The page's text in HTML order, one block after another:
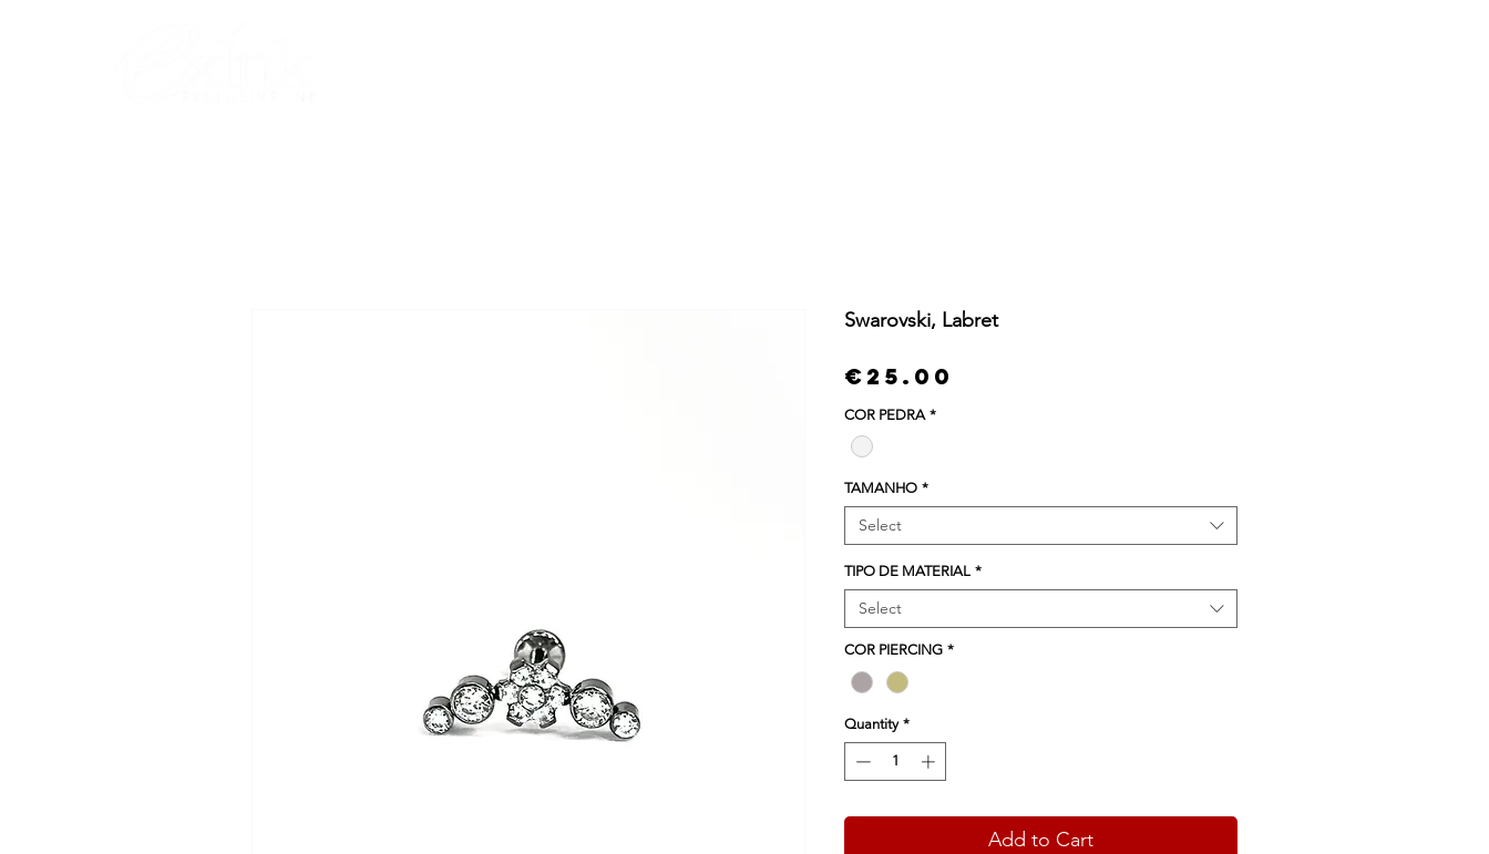
Swarovski, Labret
€25.00
COR PEDRA *
TAMANHO *
Select
TIPO DE MATERIAL *
Select
COR PIERCING *
Quantity *
Add to Cart